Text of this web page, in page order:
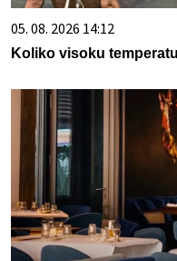
05. 08. 2026 14:12
Koliko visoku